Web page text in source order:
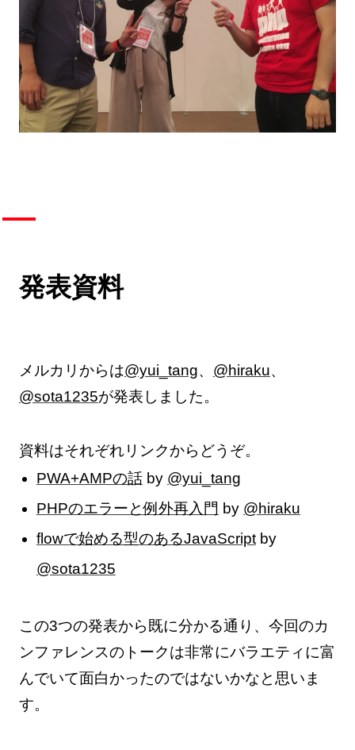
発表資料
メルカリからは@yui_tang、 @hiraku、
@sota1235が発表しました。
資料はそれぞれリンクからどうぞ。
PWA+AMPの話by @yui_tang
PHPのエラーと例外再入門 by @hiraku
flowで始める型のあるJavaScriptby
@sota1235
この3つの発表から既に分かる通り、今回のカ
ンファレンスのトークは非常にバラエティに富
んでいて面白かったのではないかなと思いま
す。